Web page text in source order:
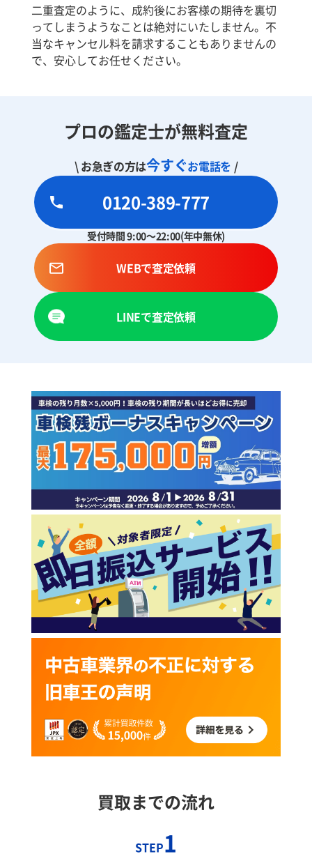
二重査定のように、成約後にお客様の期待を裏切
ってしまうようなことは絶対にいたしません。不
当なキャンセル料を請求することもありませんの
で、安心してお任せください。
プロの鑑定士が無料査定
\ お急ぎの方は今すぐお電話を /
0120-389-777
受付時間 9:00～22:00(年中無休)
WEBで査定依頼
LINEで査定依頼
買取までの流れ
STEP1